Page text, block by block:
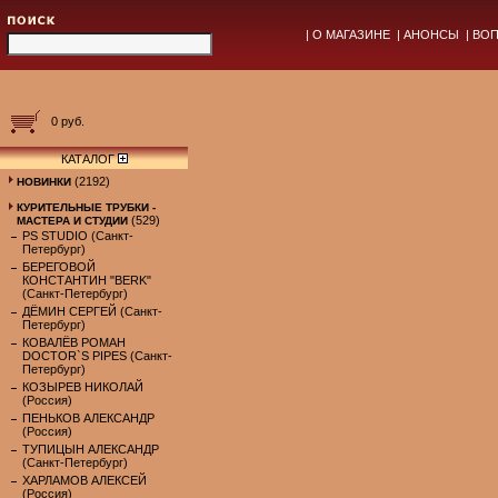
| О МАГАЗИНЕ | АНОНСЫ |
0 руб.
КАТАЛОГ
НОВИНКИ (2192)
КУРИТЕЛЬНЫЕ ТРУБКИ -
МАСТЕРА И СТУДИИ (529)
PS STUDIO (Санкт-
Петербург)
БЕРЕГОВОЙ
КОНСТАНТИН "BERK"
(Санкт-Петербург)
ДЁМИН СЕРГЕЙ (Санкт-
Петербург)
КОВАЛЁВ РОМАН
DOCTOR`S PIPES (Санкт-
Петербург)
КОЗЫРЕВ НИКОЛАЙ
(Россия)
ПЕНЬКОВ АЛЕКСАНДР
(Россия)
ТУПИЦЫН АЛЕКСАНДР
(Санкт-Петербург)
ХАРЛАМОВ АЛЕКСЕЙ
(Россия)